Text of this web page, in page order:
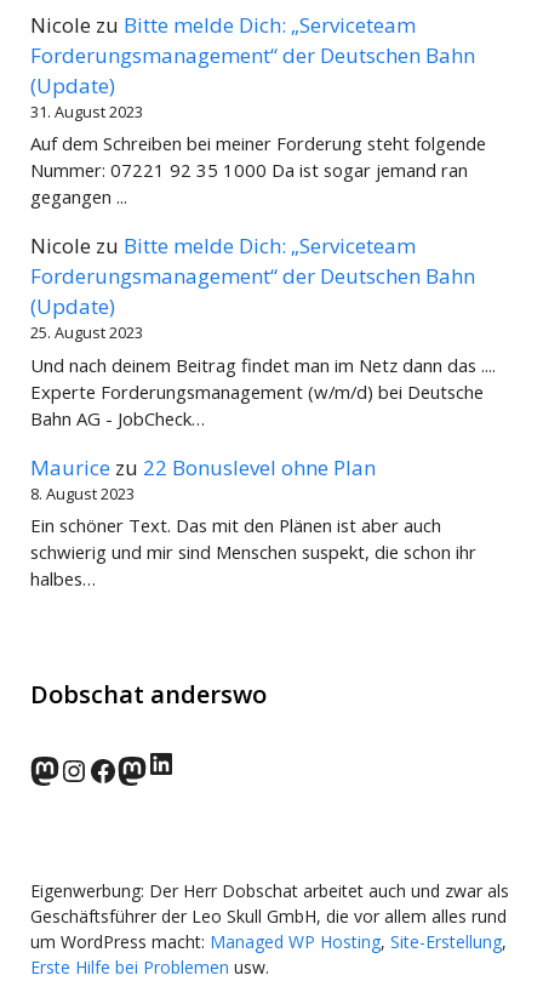
Nicole zu Bitte melde Dich: „Serviceteam
Forderungsmanagement“ der Deutschen Bahn
(Update)
31. August 2023
Auf dem Schreiben bei meiner Forderung steht folgende
Nummer: 07221 92 35 1000 Da ist sogar jemand ran
gegangen ...
Nicole zu Bitte melde Dich: „Serviceteam
Forderungsmanagement“ der Deutschen Bahn
(Update)
25. August 2023
Und nach deinem Beitrag findet man im Netz dann das ....
Experte Forderungsmanagement (w/m/d) bei Deutsche
Bahn AG - JobCheck…
Maurice zu 22 Bonuslevel ohne Plan
8. August 2023
Ein schöner Text. Das mit den Plänen ist aber auch
schwierig und mir sind Menschen suspekt, die schon ihr
halbes…
Dobschat anderswo
norden.social
Instagram
Facebook
wp-punks.social
LinkedIn
Eigenwerbung: Der Herr Dobschat arbeitet auch und zwar als
Geschäftsführer der Leo Skull GmbH, die vor allem alles rund
um WordPress macht: Managed WP Hosting, Site-Erstellung,
Erste Hilfe bei Problemen usw.